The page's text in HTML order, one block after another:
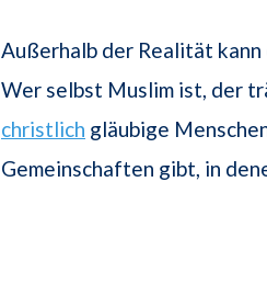
Außerhalb der Realität
Wer selbst Muslim ist, der
christlich gläubige
Gemeinschaften gibt, in